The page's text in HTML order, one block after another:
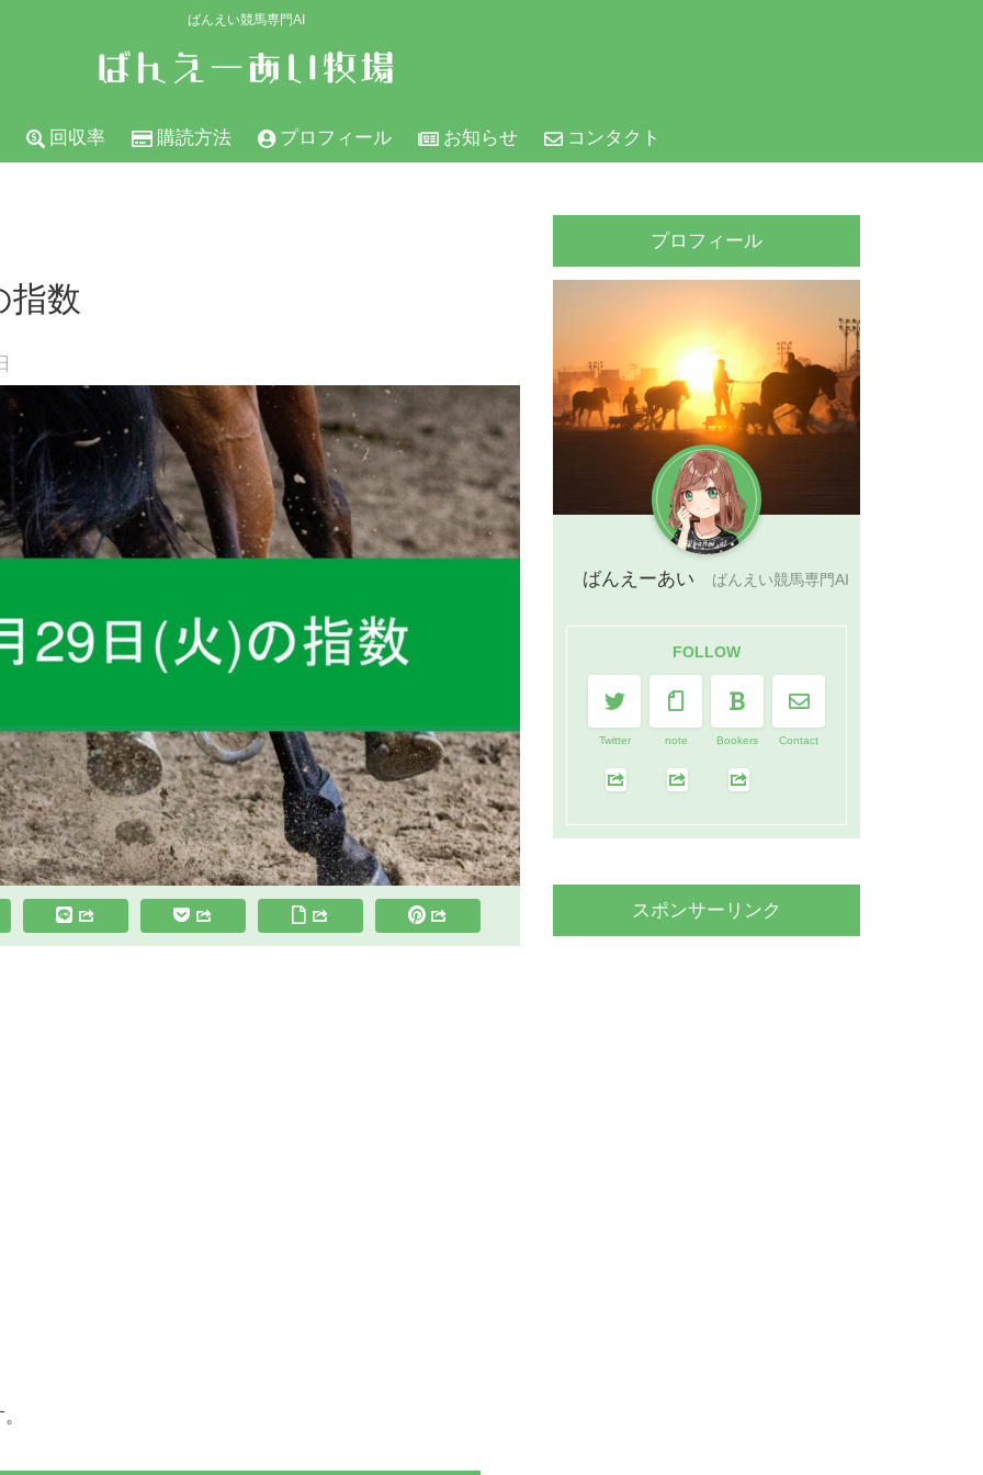
ばんえい競馬専門AI
回収率 購読方法 プロフィール お知らせ コンタクト
指数
プロフィール
ばんえーあい ばんえい競馬専門AI
FOLLOW
Twitter note Bookers Contact
スポンサーリンク